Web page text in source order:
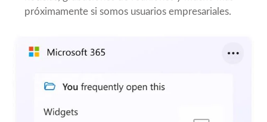
próximamente si somos usuarios empresariales.